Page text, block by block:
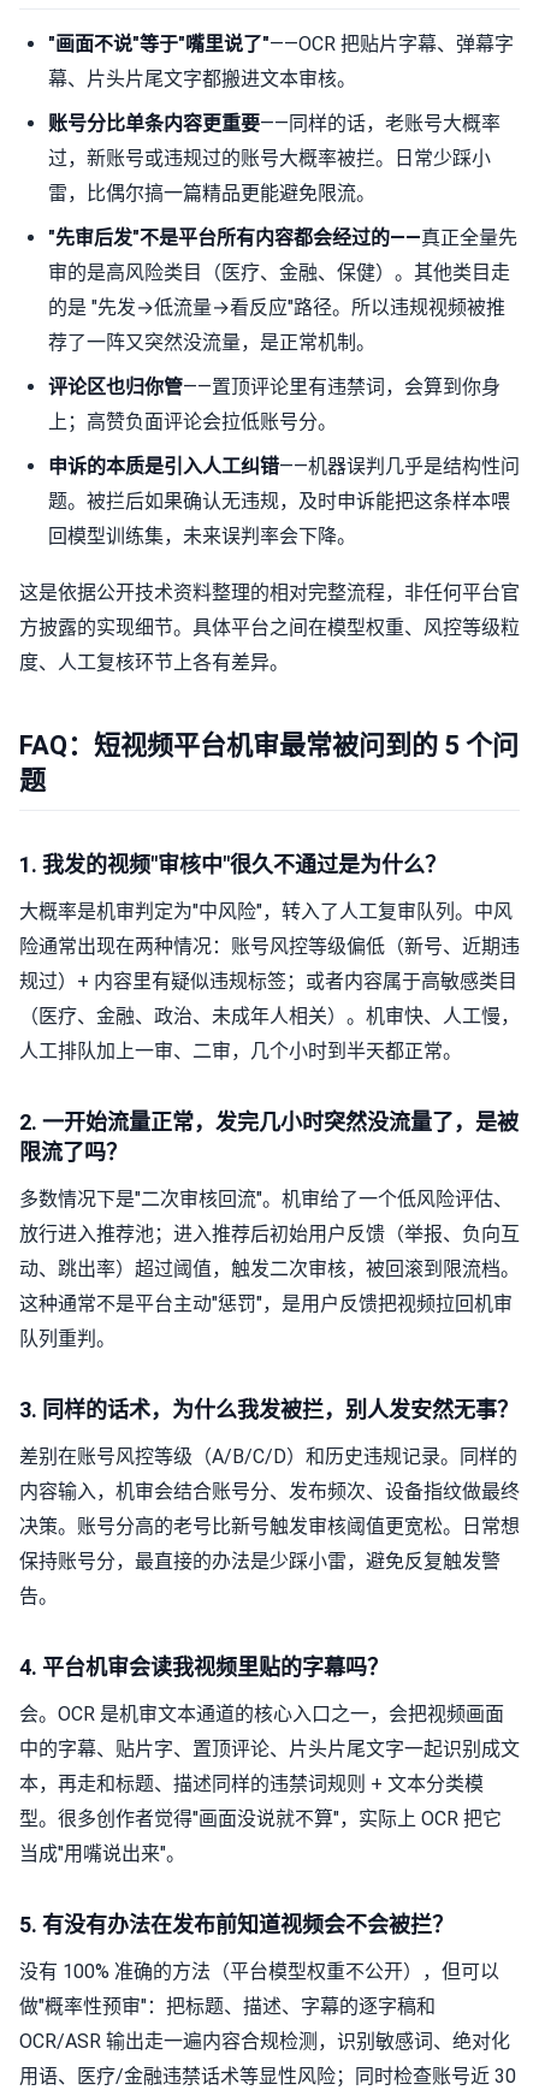
"画面不说"等于"嘴里说了"——OCR 把贴片字幕、弹幕字
幕、片头片尾文字都搬进文本审核。
账号分比单条内容更重要——同样的话，老账号大概率
过，新账号或违规过的账号大概率被拦。日常少踩小
雷，比偶尔搞一篇精品更能避免限流。
"先审后发"不是平台所有内容都会经过的——真正全量先
审的是高风险类目（医疗、金融、保健）。其他类目走
的是 "先发→低流量→看反应"路径。所以违规视频被推
荐了一阵又突然没流量，是正常机制。
评论区也归你管——置顶评论里有违禁词，会算到你身
上；高赞负面评论会拉低账号分。
申诉的本质是引入人工纠错——机器误判几乎是结构性问
题。被拦后如果确认无违规，及时申诉能把这条样本喂
回模型训练集，未来误判率会下降。
这是依据公开技术资料整理的相对完整流程，非任何平台官
方披露的实现细节。具体平台之间在模型权重、风控等级粒
度、人工复核环节上各有差异。
FAQ：短视频平台机审最常被问到的 5 个问
题
1. 我发的视频"审核中"很久不通过是为什么？
大概率是机审判定为"中风险"，转入了人工复审队列。中风
险通常出现在两种情况：账号风控等级偏低（新号、近期违
规过）+ 内容里有疑似违规标签；或者内容属于高敏感类目
（医疗、金融、政治、未成年人相关）。机审快、人工慢，
人工排队加上一审、二审，几个小时到半天都正常。
2. 一开始流量正常，发完几小时突然没流量了，是被
限流了吗？
多数情况下是"二次审核回流"。机审给了一个低风险评估、
放行进入推荐池；进入推荐后初始用户反馈（举报、负向互
动、跳出率）超过阈值，触发二次审核，被回滚到限流档。
这种通常不是平台主动"惩罚"，是用户反馈把视频拉回机审
队列重判。
3. 同样的话术，为什么我发被拦，别人发安然无事？
差别在账号风控等级（A/B/C/D）和历史违规记录。同样的
内容输入，机审会结合账号分、发布频次、设备指纹做最终
决策。账号分高的老号比新号触发审核阈值更宽松。日常想
保持账号分，最直接的办法是少踩小雷，避免反复触发警
告。
4. 平台机审会读我视频里贴的字幕吗？
会。OCR 是机审文本通道的核心入口之一，会把视频画面
中的字幕、贴片字、置顶评论、片头片尾文字一起识别成文
本，再走和标题、描述同样的违禁词规则 + 文本分类模
型。很多创作者觉得"画面没说就不算"，实际上 OCR 把它
当成"用嘴说出来"。
5. 有没有办法在发布前知道视频会不会被拦？
没有 100% 准确的方法（平台模型权重不公开），但可以
做"概率性预审"：把标题、描述、字幕的逐字稿和
OCR/ASR 输出走一遍内容合规检测，识别敏感词、绝对化
用语、医疗/金融违禁话术等显性风险；同时检查账号近 30